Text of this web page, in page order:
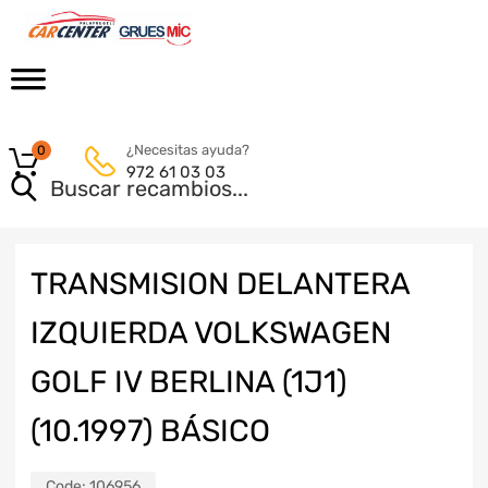
¿Necesitas ayuda?
972 61 03 03
0
TRANSMISION DELANTERA
IZQUIERDA VOLKSWAGEN
GOLF IV BERLINA (1J1)
(10.1997) BÁSICO